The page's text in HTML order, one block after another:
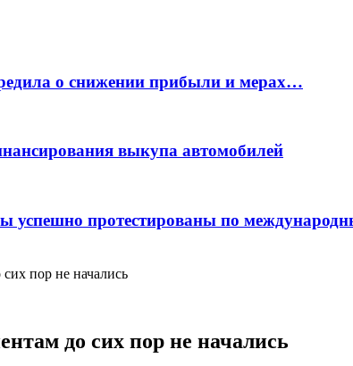
о снижении прибыли и мерах…
выкупа автомобилей
успешно протестированы по
пор не начались
до сих пор не начались